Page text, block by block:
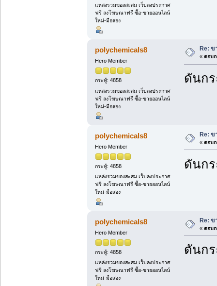
แหล่งรวมของสะสม เว็บลงประกาศ
ฟรี ลงโฆษณาฟรี ซื้อ-ขายออนไลน์
ใหม่-มือสอง
polychemicals8
Hero Member
กระทู้: 4858
แหล่งรวมของสะสม เว็บลงประกาศ
ฟรี ลงโฆษณาฟรี ซื้อ-ขายออนไลน์
ใหม่-มือสอง
Re:
« ตอบก
ดันก
polychemicals8
Hero Member
กระทู้: 4858
แหล่งรวมของสะสม เว็บลงประกาศ
ฟรี ลงโฆษณาฟรี ซื้อ-ขายออนไลน์
ใหม่-มือสอง
Re: ข
« ตอบก
ดันก
polychemicals8
Hero Member
กระทู้: 4858
แหล่งรวมของสะสม เว็บลงประกาศ
ฟรี ลงโฆษณาฟรี ซื้อ-ขายออนไลน์
ใหม่-มือสอง
Re: ข
« ตอบก
ดันก